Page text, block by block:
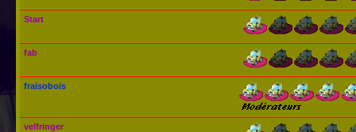
Start
fab
fraisobois
velfringer